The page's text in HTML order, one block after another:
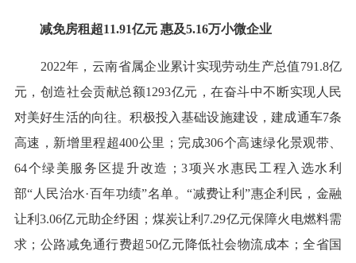
减免房租超11.91亿元 惠及5.16万小微企业
2022年，云南省属企业累计实现劳动生产总值791.8亿
元，创造社会贡献总额1293亿元，在奋斗中不断实现人民
对美好生活的向往。积极投入基础设施建设，建成通车7条
高速，新增里程超400公里；完成306个高速绿化景观带、
64个绿美服务区提升改造；3项兴水惠民工程入选水利
部“人民治水·百年功绩”名单。“减费让利”惠企利民，金融
让利3.06亿元助企纾困；煤炭让利7.29亿元保障火电燃料需
求；公路减免通行费超50亿元降低社会物流成本；全省国